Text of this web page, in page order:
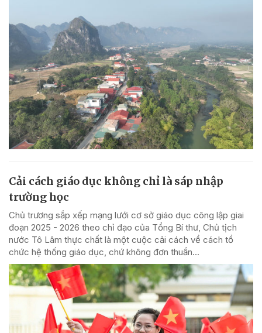
Cải cách giáo dục không chỉ là sáp nhập
trường học
Chủ trương sắp xếp mạng lưới cơ sở giáo dục công lập giai
đoạn 2025 - 2026 theo chỉ đạo của Tổng Bí thư, Chủ tịch
nước Tô Lâm thực chất là một cuộc cải cách về cách tổ
chức hệ thống giáo dục, chứ không đơn thuần...